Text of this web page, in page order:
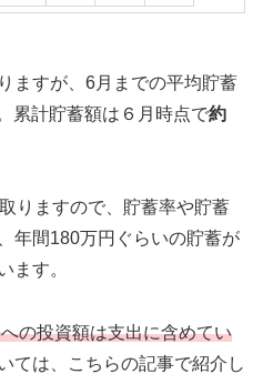
ますが、6月までの平均貯蓄
累計貯蓄額は６月時点で約
りますので、貯蓄率や貯蓄
年間180万円ぐらいの貯蓄が
ます。
の投資額は支出に含めてい
ては、こちらの記事で紹介し